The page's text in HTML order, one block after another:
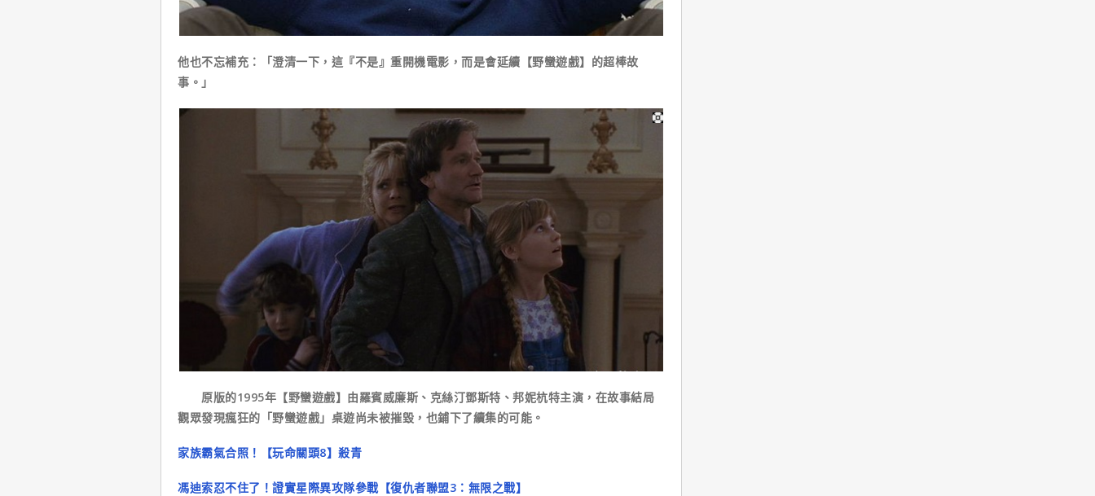
他也不忘補充：「澄清一下，這『不是』重開機電影，而是會延續【野蠻遊戲】的超棒故
事。」
原版的1995年【野蠻遊戲】由羅賓威廉斯、克絲汀鄧斯特、邦妮杭特主演，在故事結局
觀眾發現瘋狂的「野蠻遊戲」桌遊尚未被摧毀，也鋪下了續集的可能。
家族霸氣合照！【玩命關頭8】殺青
馮迪索忍不住了！證實星際異攻隊參戰【復仇者聯盟3：無限之戰】